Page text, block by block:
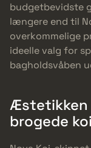
budgetbevidste
længere end til
overkommelige
ideelle valg for
bagholdsvåben
Æstetikken
brogede